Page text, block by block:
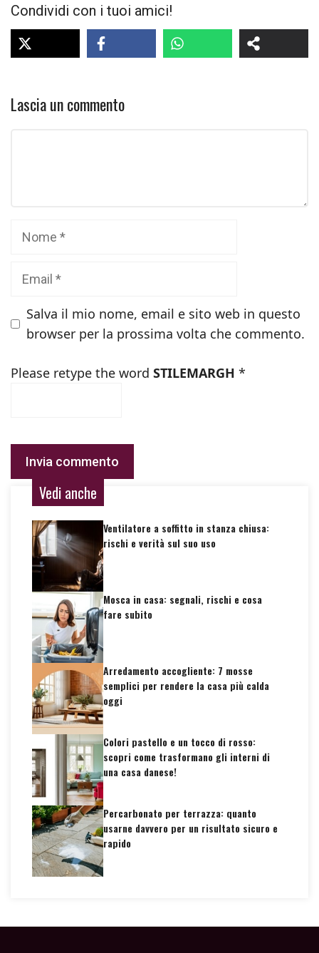
Condividi con i tuoi amici!
Lascia un commento
Salva il mio nome, email e sito web in questo
browser per la prossima volta che commento.
Please retype the word STILEMARGH *
Vedi anche
Ventilatore a soffitto in stanza chiusa:
rischi e verità sul suo uso
Mosca in casa: segnali, rischi e cosa
fare subito
Arredamento accogliente: 7 mosse
semplici per rendere la casa più calda
oggi
Colori pastello e un tocco di rosso:
scopri come trasformano gli interni di
una casa danese!
Percarbonato per terrazza: quanto
usarne davvero per un risultato sicuro e
rapido